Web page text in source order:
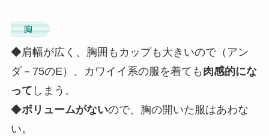
◆肩幅が広く、胸囲もカップも大きいので（アン
ダ－75のE）、カワイイ系の服を着ても 肉感的にな
って しまう。
◆ボリュームがないので、胸の開いた服はあわな
い。